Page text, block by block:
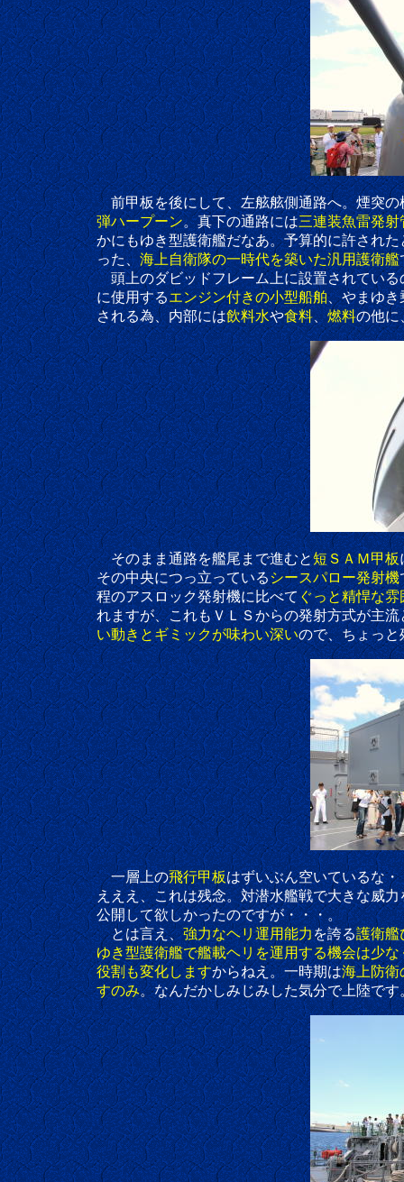
前甲板を後にして、左舷舷側通路へ。煙突の横か
弾ハープーン。真下の通路には三連装魚雷発射
かにもゆき型護衛艦だなあ。予算的に許されたとい
った、海上自衛隊の一時代を築いた汎用護衛艦
頭上のダビッドフレーム上に設置されているの
に使用するエンジン付きの小型船舶、やまゆき
される為、内部には飲料水や食料、燃料の他に
そのまま通路を艦尾まで進むと短ＳＡＭ甲板
その中央につっ立っているシースパロー発射機
程のアスロック発射機に比べてぐっと精悍な雰
れますが、これもＶＬＳからの発射方式が主流とな
い動きとギミックが味わい深いので、ちょっと
一層上の飛行甲板はずいぶん空いているな
えええ、これは残念。対潜水艦戦で大きな威力
公開して欲しかったのですが・・・。
とは言え、強力なヘリ運用能力を誇る護衛艦
ゆき型護衛艦で艦載ヘリを運用する機会は少な
役割も変化しますからねえ。一時期は海上防衛
すのみ。なんだかしみじみした気分で上陸です